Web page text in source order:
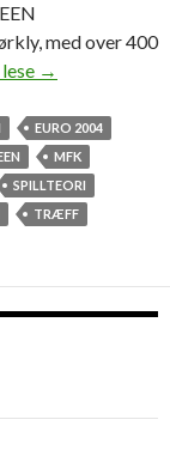
med over 400
T
i
s
t
,
i
→
EURO 2004
MFK
SPILLTEORI
TRÆFF